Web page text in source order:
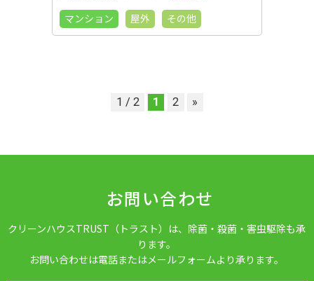
マンション
屋外 その他
1 / 2 1 2 »
お問い合わせ
クリーンハウスTRUST（トラスト）は、除菌・殺菌・害虫駆除も承
ります。
お問い合わせは電話またはメールフォームより承ります。